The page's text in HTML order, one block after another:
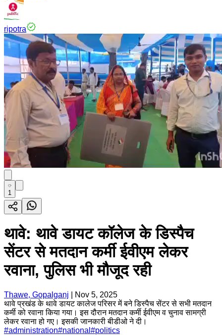
ripotra
1
थावे: थावे डायट कॉलेज के डिस्पैच
सेंटर से मतदान कर्मी ईवीएम लेकर
रवाना, पुलिस भी मौजूद रही
Thawe, Gopalganj
Nov 5, 2025
थावे प्रखंड के थावे डायट कालेज परिसर में बने डिस्पैच सेंटर से सभी मतदान
कर्मी को रवाना किया गया। इस दौरान मतदान कर्मी ईवीएम व चुनाव सामग्री
लेकर रवाना हो गए। इसकी जानकारी बीडीओ ने दी।
#administration#national #politics